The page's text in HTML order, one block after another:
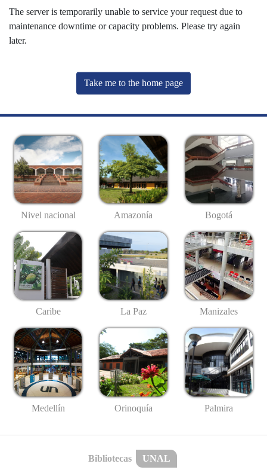
The server is temporarily unable to service your request due to
maintenance downtime or capacity problems. Please try again
later.
Take me to the home page
Nivel nacional Amazonía Bogotá
Caribe La Paz Manizales
Medellín Orinoquía Palmira
Bibliotecas UNAL